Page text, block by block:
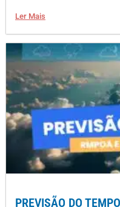
Ler Mais
PREVISÃO DO